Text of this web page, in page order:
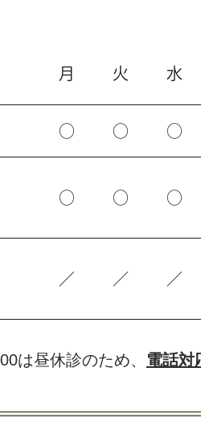
月 火 水
○ ○ ○
○ ○ ○
／ ／ ／
は昼休診のため、 電話対